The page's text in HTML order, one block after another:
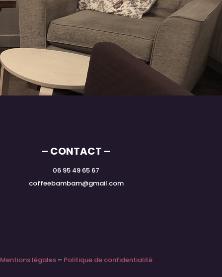
– CONTACT –
06 95 49 65 67
coffeebambam@gmail.com
Mentions légales– Politique de confidentialité